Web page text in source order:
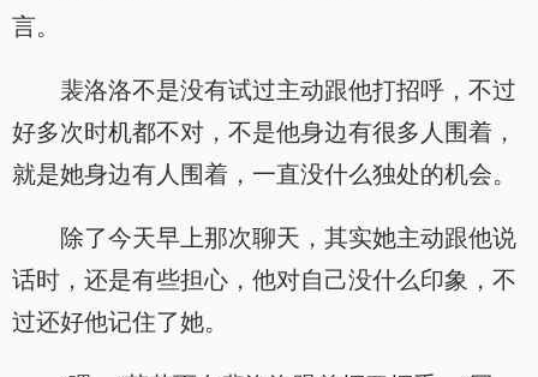
言。
裴洛洛不是没有试过主动跟他打招呼，不过
好多次时机都不对，不是他身边有很多人围着，
就是她身边有人围着，一直没什么独处的机会。
除了今天早上那次聊天，其实她主动跟他说
话时，还是有些担心，他对自己没什么印象，不
过还好他记住了她。